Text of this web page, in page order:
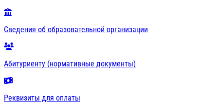
Сведения об образовательной организации
Абитуриенту (нормативные документы)
Реквизиты для оплаты